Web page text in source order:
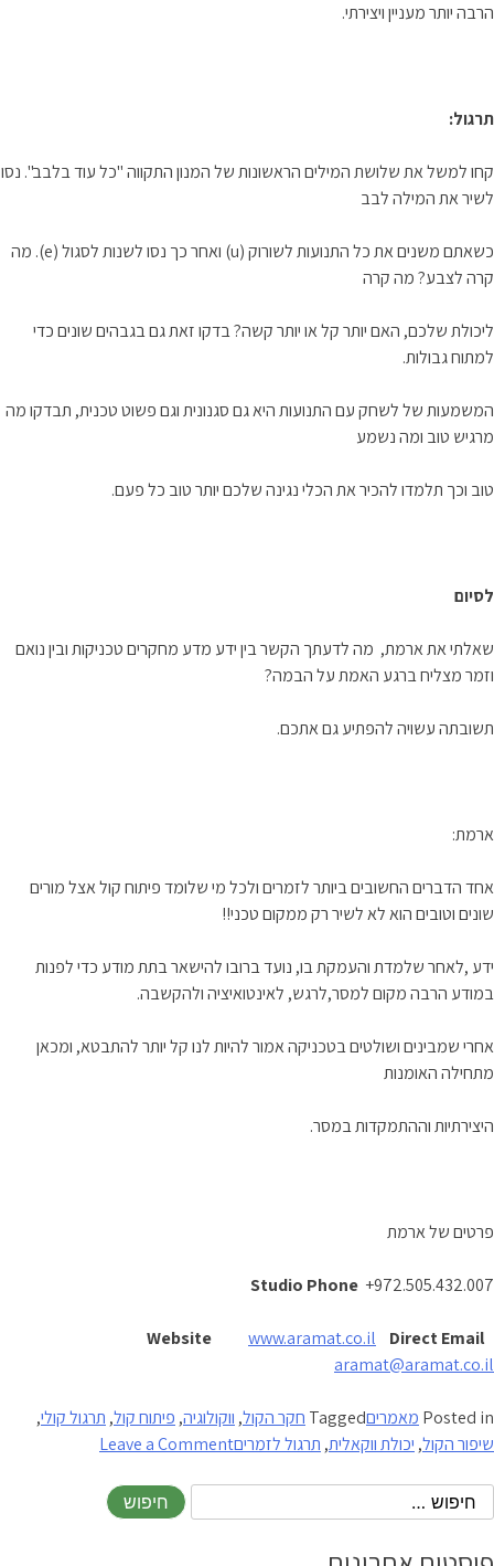
הרבה יותר מעניין ויצירתי.
תרגול:
קחו למשל את שלושת המילים הראשונות של המנון התקווה "כל עוד בלבב". נסו
לשיר את המילה לבב
כשאתם משנים את כל התנועות לשורוק (u) ואחר כך נסו לשנות לסגול (e). מה
קרה לצבע? מה קרה
ליכולת שלכם, האם יותר קל או יותר קשה? בדקו זאת גם בגבהים שונים כדי
למתוח גבולות.
המשמעות של לשחק עם התנועות היא גם סגנונית וגם פשוט טכנית, תבדקו מה
מרגיש טוב ומה נשמע
טוב וכך תלמדו להכיר את הכלי נגינה שלכם יותר טוב כל פעם.
לסיום
שאלתי את ארמת, מה לדעתך הקשר בין ידע מדע מחקרים טכניקות ובין נואם
וזמר מצליח ברגע האמת על הבמה?
תשובתה עשויה להפתיע גם אתכם.
ארמת:
אחד הדברים החשובים ביותר לזמרים ולכל מי שלומד פיתוח קול אצל מורים
שונים וטובים הוא לא לשיר רק ממקום טכני!!
ידע ,לאחר שלמדת והעמקת בו, נועד ברובו להישאר בתת מודע כדי לפנות
במודע הרבה מקום למסר,לרגש, לאינטואיציה ולהקשבה.
אחרי שמבינים ושולטים בטכניקה אמור להיות לנו קל יותר להתבטא, ומכאן
מתחילה האומנות
היצירתיות וההתמקדות במסר.
פרטים של ארמת
Studio Phone +972.505.432.007
Website www.aramat.co.il
Direct Email
aramat@aramat.co.il
Posted in מאמריםTagged חקר הקול, ווקולוגיה, פיתוח קול, תרגול קולי,
שיפור הקול, יכולת ווקאלית, תרגול לזמריםLeave a Comment